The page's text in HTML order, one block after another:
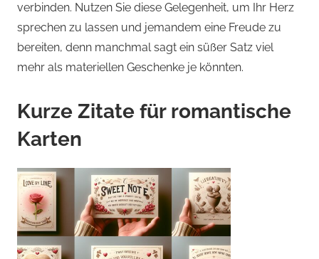
verbinden. Nutzen Sie diese Gelegenheit, um Ihr Herz
sprechen zu lassen und jemandem eine Freude zu
bereiten, denn manchmal sagt ein süßer Satz viel
mehr als materiellen Geschenke je könnten.
Kurze Zitate für romantische
Karten